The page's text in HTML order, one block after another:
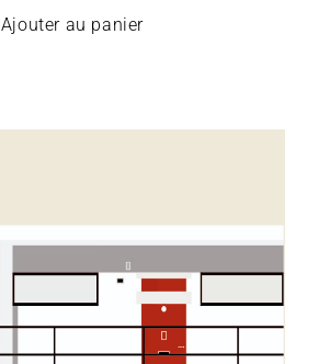
Ajouter au panier